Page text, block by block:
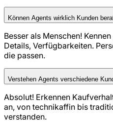
Können Agents wirklich Kunden
Besser als Menschen!
Details, Verfügbarkeiten.
die passen.
Verstehen Agents verschiedene
Absolut! Erkennen
an, von technikaffin bis
verstanden.